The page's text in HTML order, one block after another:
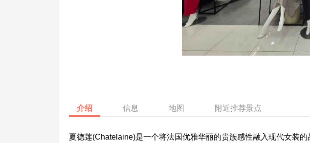
介绍 信息 地图 附近推荐景点
夏德莲(Chatelaine)是一个将法国优雅华丽的贵族感性融入现代女装